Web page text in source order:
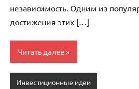
независимость. Одним из
достижения этих […]
Читать далее
Инвестиционные идеи